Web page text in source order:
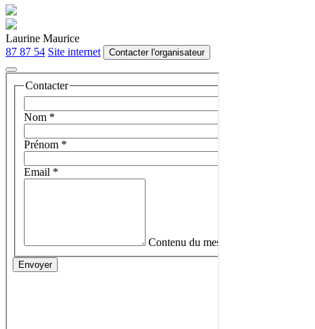
Laurine Maurice
87 87 54 Site internet Contacter l'organisateur